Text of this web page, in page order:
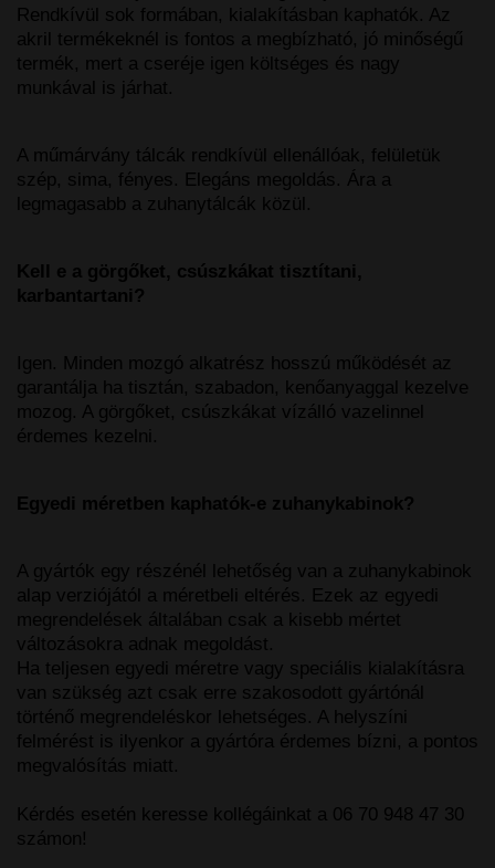
Rendkívül sok formában, kialakításban kaphatók. Az
akril termékeknél is fontos a megbízható, jó minőségű
termék, mert a cseréje igen költséges és nagy
munkával is járhat.
A műmárvány tálcák rendkívül ellenállóak, felületük
szép, sima, fényes. Elegáns megoldás. Ára a
legmagasabb a zuhanytálcák közül.
Kell e a görgőket, csúszkákat tisztítani,
karbantartani?
Igen. Minden mozgó alkatrész hosszú működését az
garantálja ha tisztán, szabadon, kenőanyaggal kezelve
mozog. A görgőket, csúszkákat vízálló vazelinnel
érdemes kezelni.
Egyedi méretben kaphatók-e zuhanykabinok?
A gyártók egy részénél lehetőség van a zuhanykabinok
alap verziójától a méretbeli eltérés. Ezek az egyedi
megrendelések általában csak a kisebb mértet
változásokra adnak megoldást.
Ha teljesen egyedi méretre vagy speciális kialakításra
van szükség azt csak erre szakosodott gyártónál
történő megrendeléskor lehetséges. A helyszíni
felmérést is ilyenkor a gyártóra érdemes bízni, a pontos
megvalósítás miatt.
Kérdés esetén keresse kollégáinkat a 06 70 948 47 30
számon!